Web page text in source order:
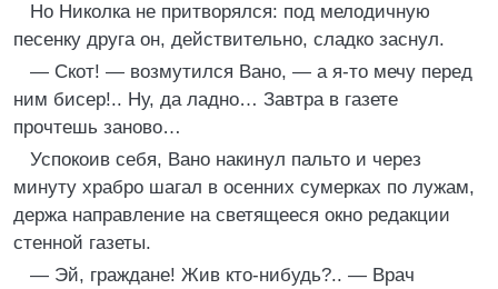
Но Николка не притворялся: под мелодичную
песенку друга он, действительно, сладко заснул.
— Скот! — возмутился Вано, — а я-то мечу перед
ним бисер!.. Ну, да ладно… Завтра в газете
прочтешь заново…
Успокоив себя, Вано накинул пальто и через
минуту храбро шагал в осенних сумерках по лужам,
держа направление на светящееся окно редакции
стенной газеты.
— Эй, граждане! Жив кто-нибудь?.. — Врач